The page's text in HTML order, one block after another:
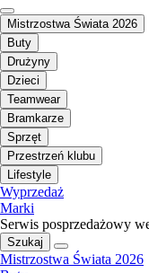
Mistrzostwa Świata 2026
Buty
Drużyny
Dzieci
Teamwear
Bramkarze
Sprzęt
Przestrzeń klubu
Lifestyle
Wyprzedaż
Marki
Serwis posprzedażowy
Szukaj
Mistrzostwa Świata 2026